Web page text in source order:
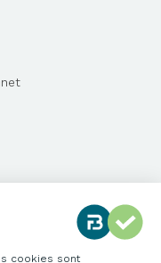
cookies sont